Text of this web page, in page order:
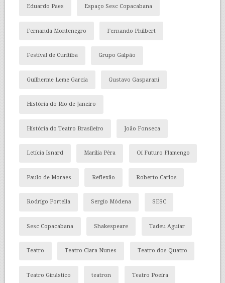
Eduardo Paes Espaço Sesc Copacabana
Fernanda Montenegro Fernando Philbert
Festival de Curitiba Grupo Galpão
Guilherme Leme Garcia Gustavo Gasparani
História do Rio de Janeiro
História do Teatro Brasileiro João Fonseca
Letícia Isnard Marília Pêra Oi Futuro Flamengo
Paulo de Moraes Reflexão Roberto Carlos
Rodrigo Portella Sergio Módena SESC
Sesc Copacabana Shakespeare Tadeu Aguiar
Teatro Teatro Clara Nunes Teatro dos Quatro
Teatro Ginástico teatron Teatro Poeira